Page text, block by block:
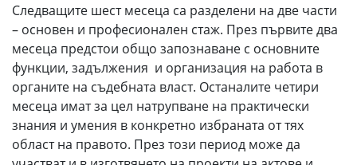
Следващите шест месеца са разделени на две части
– основен и професионален стаж. През първите два
месеца предстои общо запознаване с основните
функции, задължения и организация на работа в
органите на съдебната власт. Останалите четири
месеца имат за цел натрупване на практически
знания и умения в конкретно избраната от тях
област на правото. През този период може да